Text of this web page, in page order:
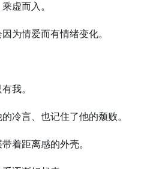
虚而入。
为情爱而有情绪变化。
我。
冷言、也记住了他的颓败。
着距离感的外壳。